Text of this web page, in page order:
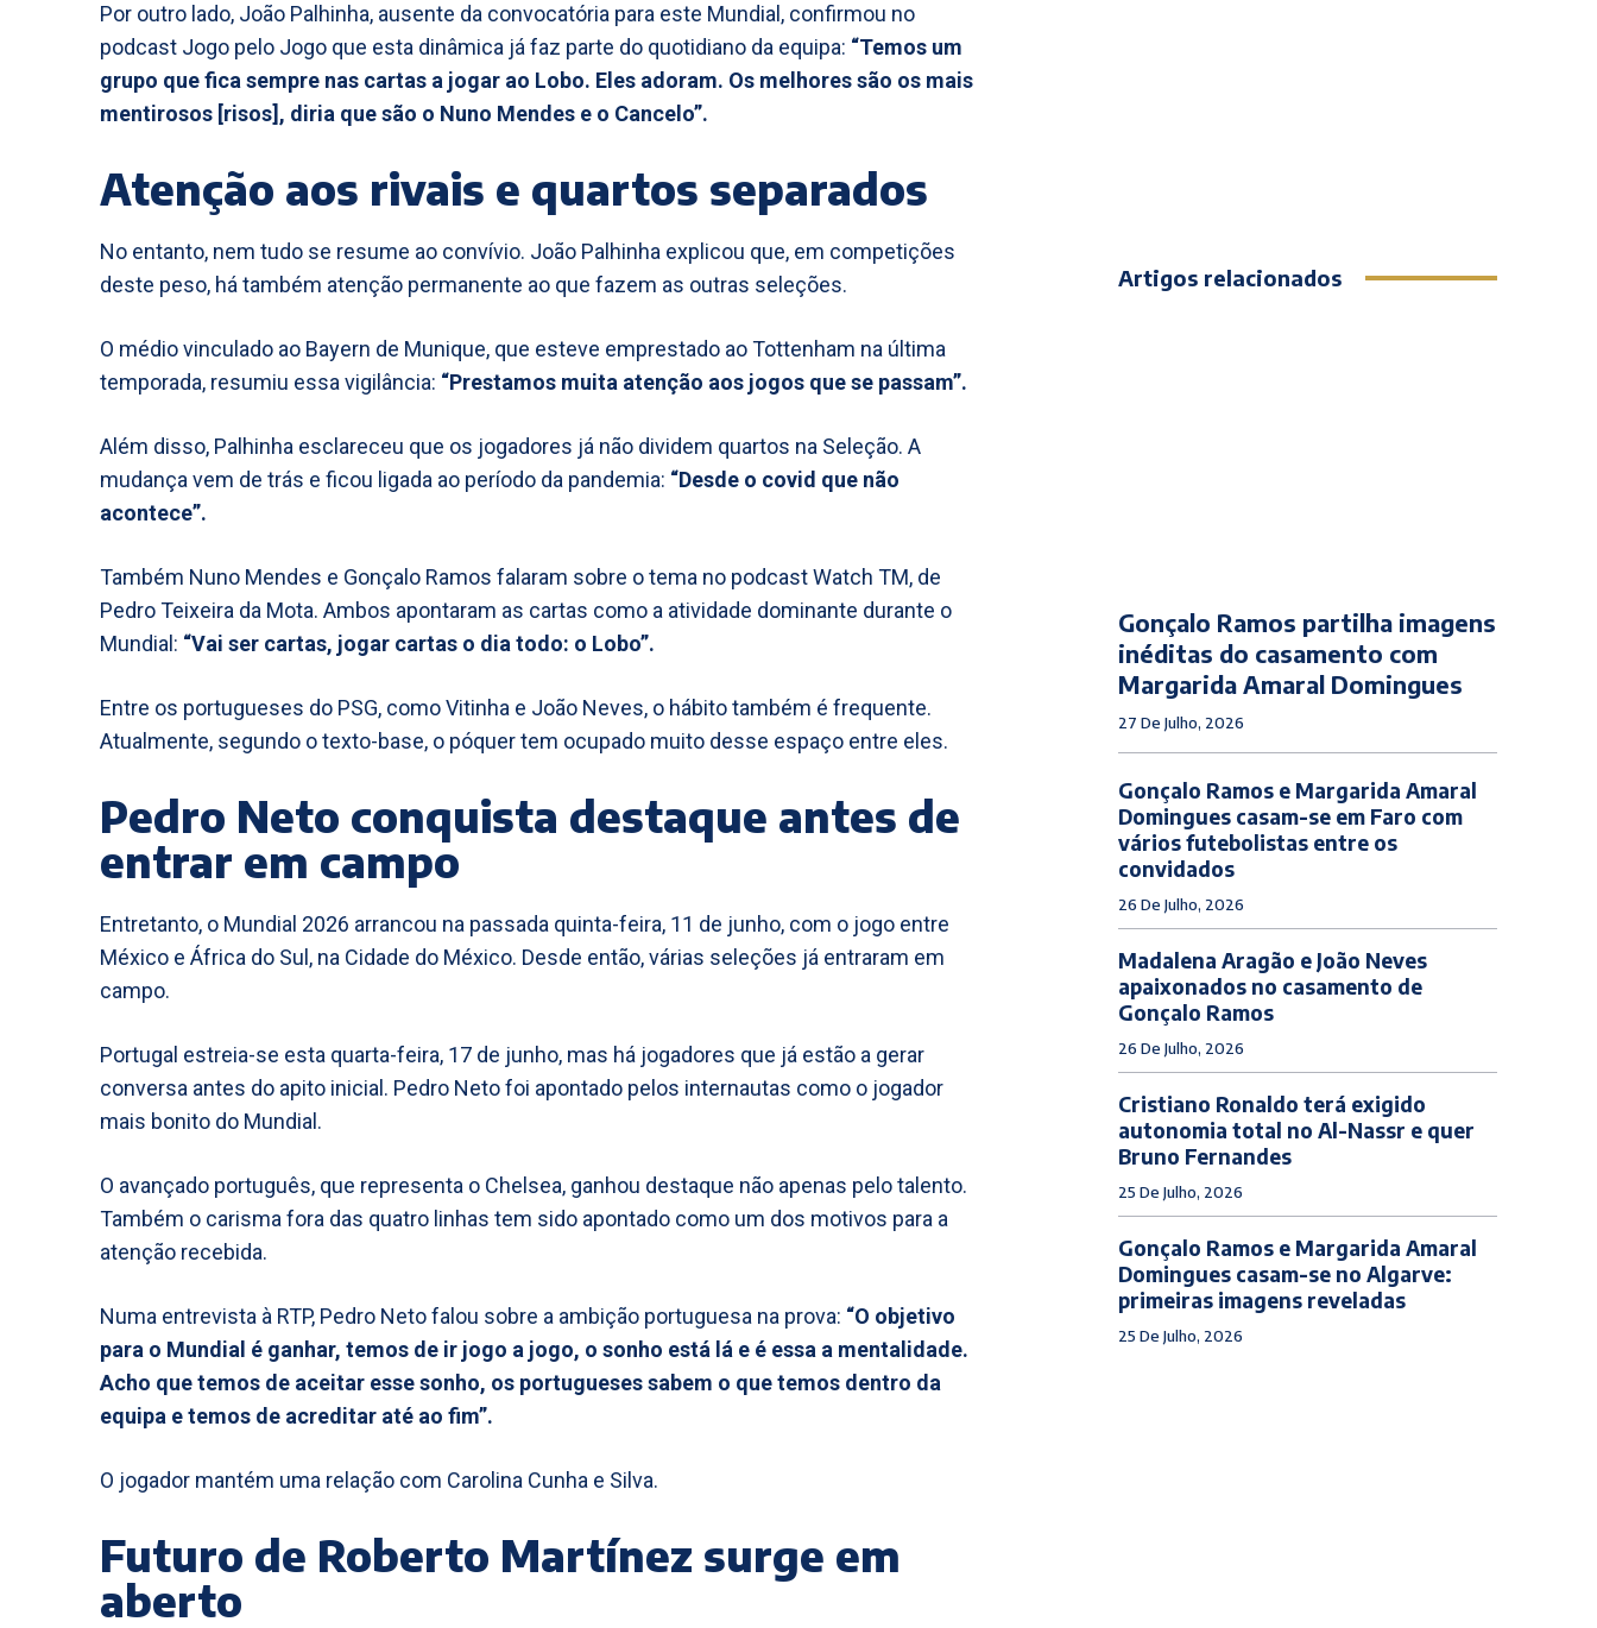
Por outro lado, João Palhinha, ausente da convocatória para este Mundial, confirmou no
podcast Jogo pelo Jogo que esta dinâmica já faz parte do quotidiano da equipa: “Temos um
grupo que fica sempre nas cartas a jogar ao Lobo. Eles adoram. Os melhores são os mais
mentirosos [risos], diria que são o Nuno Mendes e o Cancelo”.
Atenção aos rivais e quartos separados
No entanto, nem tudo se resume ao convívio. João Palhinha explicou que, em competições
deste peso, há também atenção permanente ao que fazem as outras seleções.
O médio vinculado ao Bayern de Munique, que esteve emprestado ao Tottenham na última
temporada, resumiu essa vigilância: “Prestamos muita atenção aos jogos que se passam”.
Além disso, Palhinha esclareceu que os jogadores já não dividem quartos na Seleção. A
mudança vem de trás e ficou ligada ao período da pandemia: “Desde o covid que não
acontece”.
Também Nuno Mendes e Gonçalo Ramos falaram sobre o tema no podcast Watch TM, de
Pedro Teixeira da Mota. Ambos apontaram as cartas como a atividade dominante durante o
Mundial: “Vai ser cartas, jogar cartas o dia todo: o Lobo”.
Entre os portugueses do PSG, como Vitinha e João Neves, o hábito também é frequente.
Atualmente, segundo o texto-base, o póquer tem ocupado muito desse espaço entre eles.
Pedro Neto conquista destaque antes de
entrar em campo
Entretanto, o Mundial 2026 arrancou na passada quinta-feira, 11 de junho, com o jogo entre
México e África do Sul, na Cidade do México. Desde então, várias seleções já entraram em
campo.
Portugal estreia-se esta quarta-feira, 17 de junho, mas há jogadores que já estão a gerar
conversa antes do apito inicial. Pedro Neto foi apontado pelos internautas como o jogador
mais bonito do Mundial.
O avançado português, que representa o Chelsea, ganhou destaque não apenas pelo talento.
Também o carisma fora das quatro linhas tem sido apontado como um dos motivos para a
atenção recebida.
Numa entrevista à RTP, Pedro Neto falou sobre a ambição portuguesa na prova: “O objetivo
para o Mundial é ganhar, temos de ir jogo a jogo, o sonho está lá e é essa a mentalidade.
Acho que temos de aceitar esse sonho, os portugueses sabem o que temos dentro da
equipa e temos de acreditar até ao fim”.
O jogador mantém uma relação com Carolina Cunha e Silva.
Futuro de Roberto Martínez surge em
aberto
Artigos relacionados
Gonçalo Ramos partilha imagens
inéditas do casamento com
Margarida Amaral Domingues
27 De Julho, 2026
Gonçalo Ramos e Margarida Amaral
Domingues casam-se em Faro com
vários futebolistas entre os
convidados
26 De Julho, 2026
Madalena Aragão e João Neves
apaixonados no casamento de
Gonçalo Ramos
26 De Julho, 2026
Cristiano Ronaldo terá exigido
autonomia total no Al-Nassr e quer
Bruno Fernandes
25 De Julho, 2026
Gonçalo Ramos e Margarida Amaral
Domingues casam-se no Algarve:
primeiras imagens reveladas
25 De Julho, 2026